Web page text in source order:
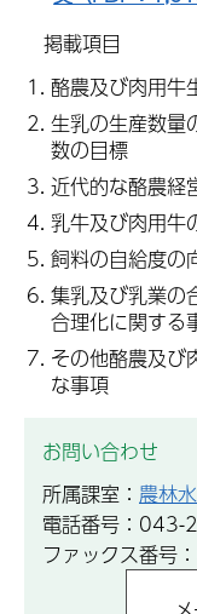
掲載項目
酪農及び肉用牛
生乳の生産数量
数の目標
近代的な酪農経
乳牛及び肉用牛
飼料の自給度の
集乳及び乳業の
合理化に関する
その他酪農及び
な事項
お問い合わせ
所属課室： 農林
電話番号：
ファックス番